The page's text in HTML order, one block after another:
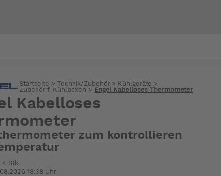
Startseite >Technik/Zubehör > Kühlgeräte >
Zubehör f. Kühlboxen > Engel Kabelloses Thermometer
Kabelloses
zum kontrollieren
4 Stk.
18:38 Uhr